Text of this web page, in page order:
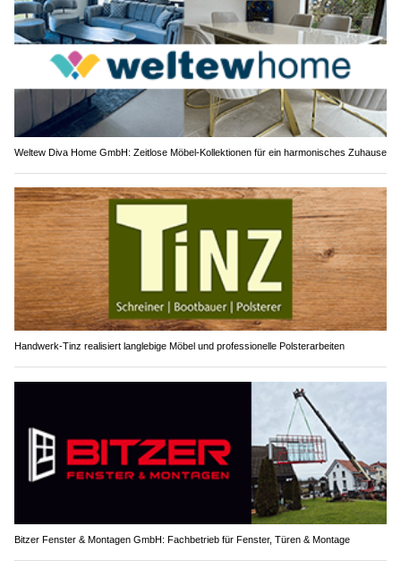
Weltew Diva Home GmbH: Zeitlose Möbel-Kollektionen für ein harmonisches Zuhause
Handwerk-Tinz realisiert langlebige Möbel und professionelle Polsterarbeiten
Bitzer Fenster & Montagen GmbH: Fachbetrieb für Fenster, Türen & Montage